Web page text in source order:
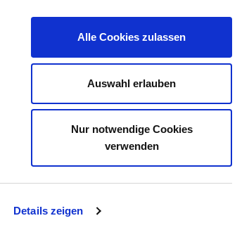
Details zeigen
Alle Cookies zulassen
Auswahl erlauben
Nur notwendige Cookies
verwenden
KONTAKT IHRE MEINUNG